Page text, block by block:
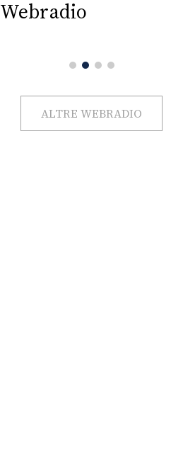
Webradio
ALTRE WEBRADIO